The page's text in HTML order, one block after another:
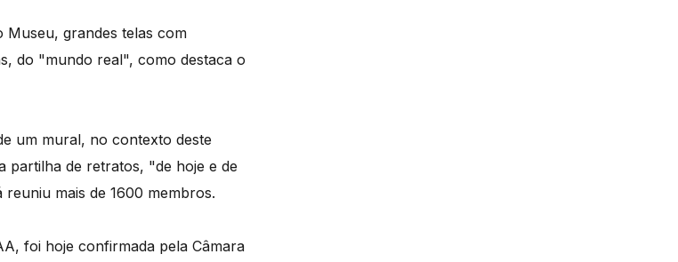
Museu, grandes telas com
do "mundo real", como destaca o
um mural, no contexto deste
partilha de retratos, "de hoje e de
mais de 1600 membros.
foi hoje confirmada pela Câmara